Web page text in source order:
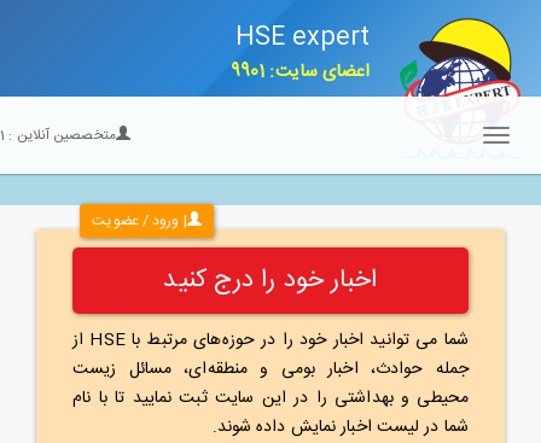
HSE expert
اعضای سایت: 9901
| ورود / عضویت
متخصصین آنلاین :21
Toggle
navigation
اخبار خود را درج کنید
شما می توانید اخبار خود را در حوزه‌های مرتبط با HSE از
جمله حوادث، اخبار بومی و منطقه‌ای، مسائل زیست
محیطی و بهداشتی را در این سایت ثبت نمایید تا با نام
شما در لیست اخبار نمایش داده شوند.